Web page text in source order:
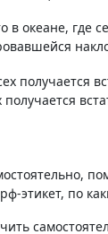
в океане, где
получается
этикет, по